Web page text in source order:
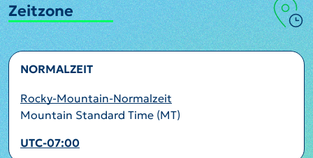
Zeitzone
NORMALZEIT
Rocky-Mountain-Normalzeit
Mountain Standard Time (MT)
UTC-07:00